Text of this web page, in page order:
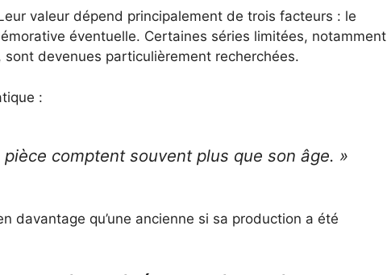
valeur dépend principalement de trois facteurs : le
éventuelle. Certaines séries limitées, notamment
devenues particulièrement recherchées.
:
comptent souvent plus que son âge. »
davantage qu’une ancienne si sa production a été